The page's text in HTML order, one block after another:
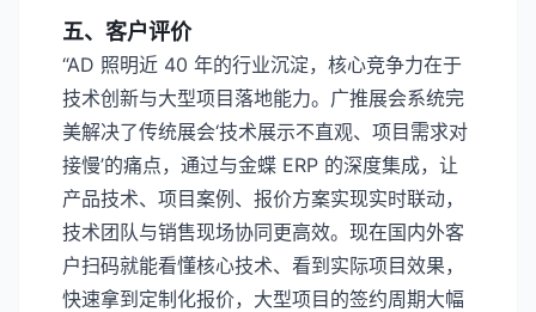
五、客户评价
“AD 照明近 40 年的行业沉淀，核心竞争力在于
技术创新与大型项目落地能力。广推展会系统完
美解决了传统展会‘技术展示不直观、项目需求对
接慢’的痛点，通过与金蝶 ERP 的深度集成，让
产品技术、项目案例、报价方案实现实时联动，
技术团队与销售现场协同更高效。现在国内外客
户扫码就能看懂核心技术、看到实际项目效果，
快速拿到定制化报价，大型项目的签约周期大幅